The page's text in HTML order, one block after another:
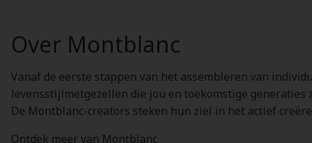
Over Montblanc
Vanaf de eerste stappen van het assembleren van
levensstijlmetgezellen die jou en toekomstige generaties
De Montblanc-creators steken hun ziel in het actief
Ontdek meer van Montblanc